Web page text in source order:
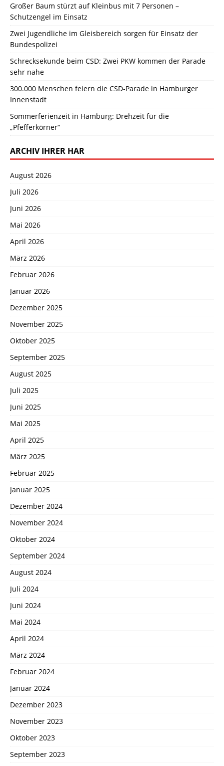
Großer Baum stürzt auf Kleinbus mit 7 Personen –
Schutzengel im Einsatz
Zwei Jugendliche im Gleisbereich sorgen für Einsatz der
Bundespolizei
Schrecksekunde beim CSD: Zwei PKW kommen der Parade
sehr nahe
300.000 Menschen feiern die CSD-Parade in Hamburger
Innenstadt
Sommerferienzeit in Hamburg: Drehzeit für die
„Pfefferkörner“
ARCHIV IHRER HAR
August 2026
Juli 2026
Juni 2026
Mai 2026
April 2026
März 2026
Februar 2026
Januar 2026
Dezember 2025
November 2025
Oktober 2025
September 2025
August 2025
Juli 2025
Juni 2025
Mai 2025
April 2025
März 2025
Februar 2025
Januar 2025
Dezember 2024
November 2024
Oktober 2024
September 2024
August 2024
Juli 2024
Juni 2024
Mai 2024
April 2024
März 2024
Februar 2024
Januar 2024
Dezember 2023
November 2023
Oktober 2023
September 2023